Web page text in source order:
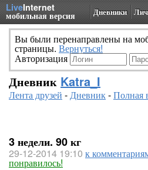
LiveInternet
мобильная версия Дневники
Вы были перенаправлены на
страницы. Вернуться!
Авторизация
Дневник Katra_I
Лента друзей -Дневник-Полная
3 недели. 90 кг
29-12-2014 19:10 к
понравилось!